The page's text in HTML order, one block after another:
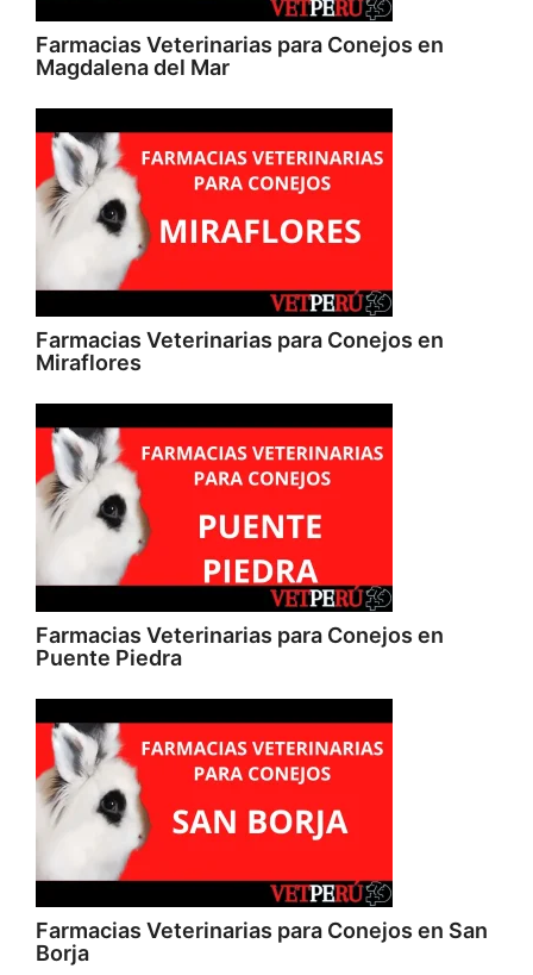
Farmacias Veterinarias para Conejos en
Magdalena del Mar
Farmacias Veterinarias para Conejos en
Miraflores
Farmacias Veterinarias para Conejos en
Puente Piedra
Farmacias Veterinarias para Conejos en San
Borja